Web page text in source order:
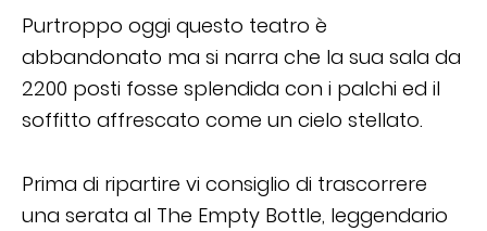
Purtroppo oggi questo teatro è
abbandonato ma si narra che la sua sala da
2200 posti fosse splendida con i palchi ed il
soffitto affrescato come un cielo stellato.
Prima di ripartire vi consiglio di trascorrere
una serata al The Empty Bottle, leggendario